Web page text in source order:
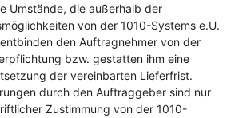
Umstände, die außerhalb der
von der 1010-Systems e.U.
den Auftragnehmer von der
bzw. gestatten ihm eine
der vereinbarten Lieferfrist.
durch den Auftraggeber sind nur
Zustimmung von der 1010-